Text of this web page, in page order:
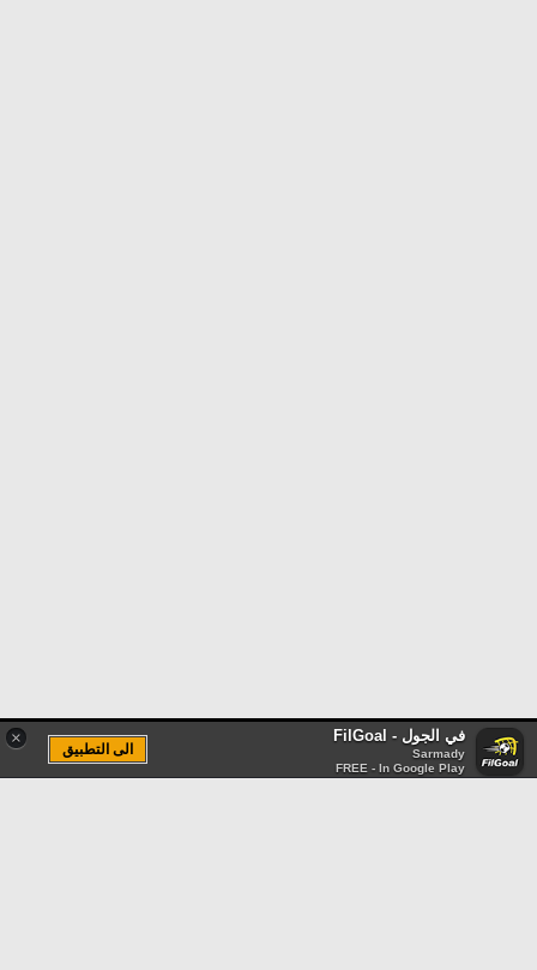
× في الجول - FilGoal
Sarmady
FREE - In Google Play
الى التطبيق